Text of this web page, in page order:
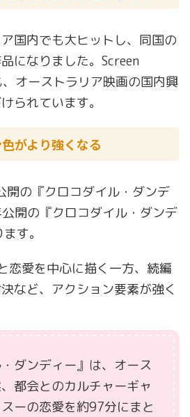
国内でも大ヒットし、同国の
になりました。Screen
オーストラリア映画の国内興
られています。
がより強くなる
開の『クロコダイル・ダンデ
開の『クロコダイル・ダンデ
す。
恋愛を中心に描く一方、続編
など、アクション要素が強く
ダンディー』は、オース
都会とのカルチャーギャ
ーの恋愛を約97分にまと